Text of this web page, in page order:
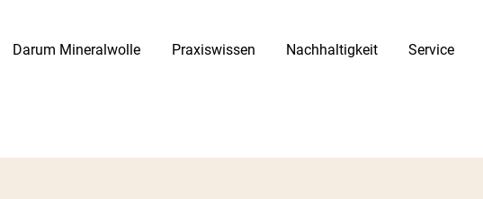
Darum Mineralwolle Praxiswissen Nachhaltigkeit Service